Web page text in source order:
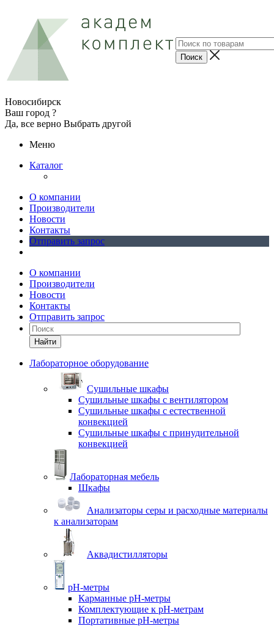
Новосибирск
Ваш город ?
Да, все верно Выбрать другой
Меню
Каталог
О компании
Производители
Новости
Контакты
Отправить запрос
О компании
Производители
Новости
Контакты
Отправить запрос
Найти
Лабораторное оборудование
Cушильные шкафы
Сушильные шкафы с вентилятором
Сушильные шкафы с естественной
конвекцией
Сушильные шкафы с принудительной
конвекцией
Лабораторная мебель
Шкафы
Анализаторы серы и расходные материалы
к анализаторам
Аквадистилляторы
pH-метры
Карманные pH-метры
Комплектующие к pH-метрам
Портативные pH-метры